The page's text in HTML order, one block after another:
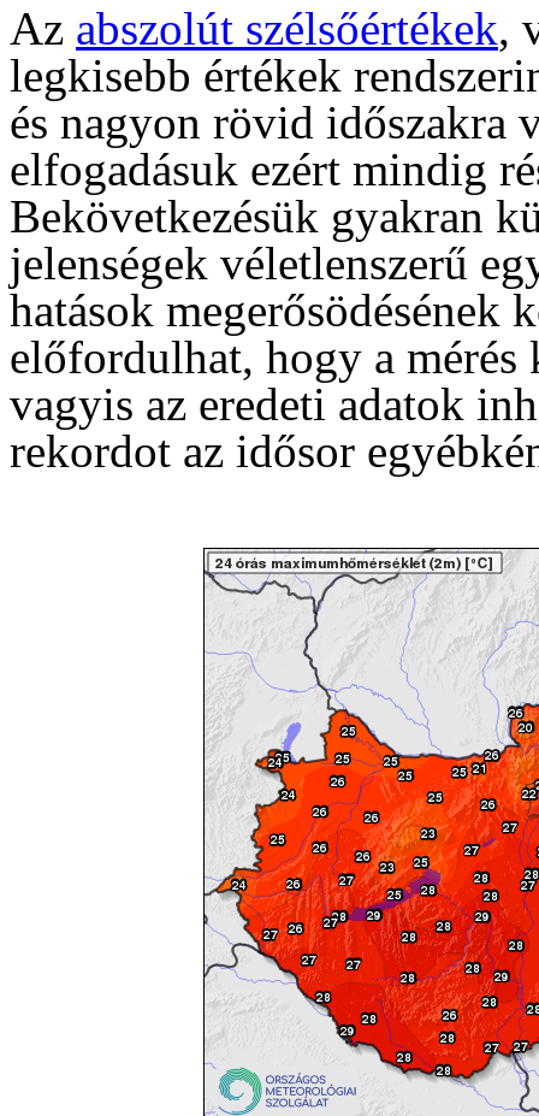
Az abszolút szélsőértékek,
legkisebb értékek
és nagyon rövid időszakra
elfogadásuk ezért mindig
Bekövetkezésük gyakran
jelenségek véletlenszerű
hatások megerősödésének
előfordulhat, hogy a
vagyis az eredeti adatok
rekordot az idősor